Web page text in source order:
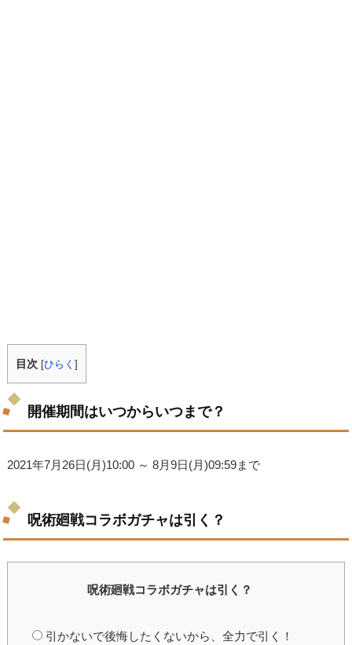
目次 [ひらく]
開催期間はいつからいつまで？
2021年7月26日(月)10:00 ～ 8月9日(月)09:59まで
呪術廻戦コラボガチャは引く？
呪術廻戦コラボガチャは引く？
引かないで後悔したくないから、全力で引く！